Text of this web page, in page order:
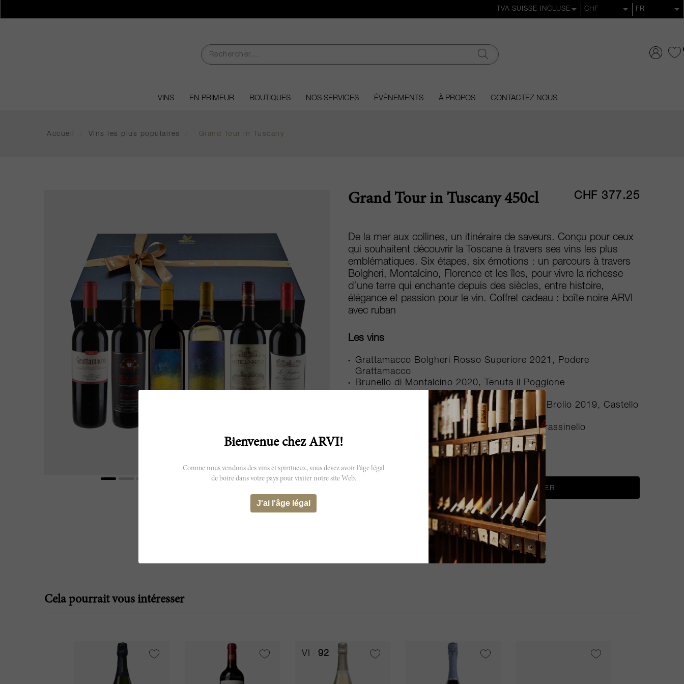
VINS EN PRIMEUR BOUTIQUES NOS SERVICES ÉVÉNEMENTS À PROPOS CONTACTEZ NOUS
Accueil Vins les plus populaires Grand Tour in Tuscany
Grand Tour in Tuscany 450cl CHF 377.25
De la mer aux collines, un itinéraire de saveurs. Conçu pour ceux
qui souhaitent découvrir la Toscane à travers ses vins les plus
emblématiques. Six étapes, six émotions : un parcours à travers
Bolgheri, Montalcino, Florence et les îles, pour vivre la richesse
d’une terre qui enchante depuis des siècles, entre histoire,
élégance et passion pour le vin. Coffret cadeau : boîte noire ARVI
avec ruban
Les vins
Grattamacco Bolgheri Rosso Superiore 2021, Podere
Grattamacco
Brunello di Montalcino 2020, Tenuta il Poggione
Testamatta 2020, Bibi Graetz
Chianti Classico Gran Selezione Castello di Brolio 2019, Castello
di Brolio, Barone Ricasoli
Le Sughere di Frassinello 2021, Rocca di Frassinello
Testamatta Bianco 2021, Bibi Graetz Srl
Limited edition black carton box, 6bts NV
AJOUTER AU PANIER
Cela pourrait vous intéresser
VI 92
Bienvenue chez ARVI!
Comme nous vendons des vins et spiritueux, vous devez avoir l'âge légal
de boire dans votre pays pour visiter notre site Web.
J'ai l'âge légal